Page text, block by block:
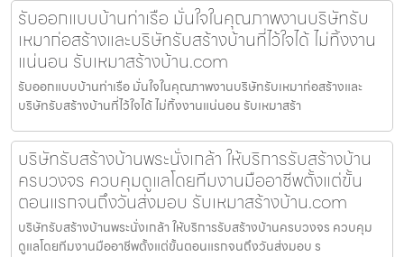
รับออกแบบบ้านท่าเรือ มั่นใจในคุณภาพงานบริษัทรับ
เหมาก่อสร้างและบริษัทรับสร้างบ้านที่ไว้ใจได้ ไม่ทิ้งงาน
แน่นอน รับเหมาสร้างบ้าน.com
รับออกแบบบ้านท่าเรือ มั่นใจในคุณภาพงานบริษัทรับเหมาก่อสร้างและ
บริษัทรับสร้างบ้านที่ไว้ใจได้ ไม่ทิ้งงานแน่นอน รับเหมาสร้า
บริษัทรับสร้างบ้านพระนั่งเกล้า ให้บริการรับสร้างบ้าน
ครบวงจร ควบคุมดูแลโดยทีมงานมืออาชีพตั้งแต่ขั้น
ตอนแรกจนถึงวันส่งมอบ รับเหมาสร้างบ้าน.com
บริษัทรับสร้างบ้านพระนั่งเกล้า ให้บริการรับสร้างบ้านครบวงจร ควบคุม
ดูแลโดยทีมงานมืออาชีพตั้งแต่ขั้นตอนแรกจนถึงวันส่งมอบ ร